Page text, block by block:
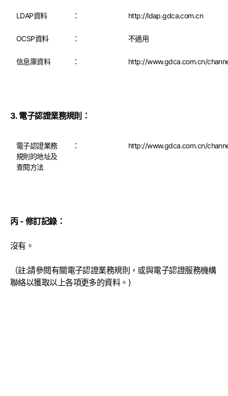
LDAP資料 ： http://ldap.gdca.com.cn
OCSP資料 ： 不適用
信息庫資料 ： http://www.gdca.com.cn/
3. 電子認證業務規則：
電子認證業務
規則的地址及
查閱方法
： http://www.gdca.com.cn/
丙 - 修訂記錄：
沒有。
（註:請參閱有關電子認證業務規則，或與電子認證服務機構
聯絡以獲取以上各項更多的資料。)